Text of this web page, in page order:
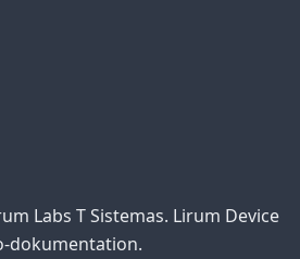
Labs T Sistemas. Lirum Device
dokumentation.